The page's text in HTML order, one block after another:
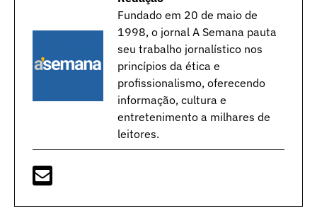
Fundado em 20 de maio de
1998, o jornal A Semana pauta
seu trabalho jornalístico nos
princípios da ética e
profissionalismo, oferecendo
informação, cultura e
entretenimento a milhares de
leitores.